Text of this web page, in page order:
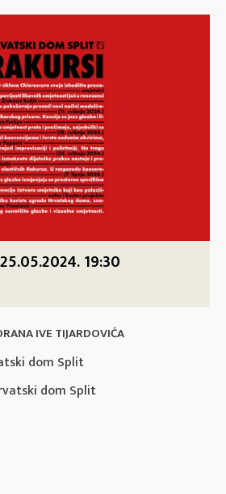
25.05.2024. 19:30
dom Split
dom Split
IVE TIJARDOVIĆA